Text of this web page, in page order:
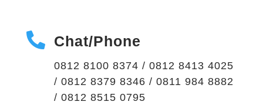
 Chat/Phone
0812 8100 8374 / 0812 8413 4025
/ 0812 8379 8346 / 0811 984 8882
/ 0812 8515 0795